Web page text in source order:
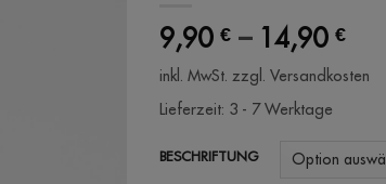
9,90 € – 14,90 €
inkl. MwSt. zzgl. Versandkosten
Lieferzeit: 3 - 7 Werktage
BESCHRIFTUNG